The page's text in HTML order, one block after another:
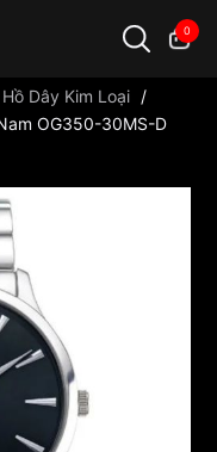
0
Dây Kim Loại /
OG350-30MS-D